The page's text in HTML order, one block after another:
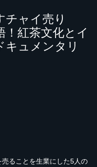
チャイ売り
！紅茶文化とイ
キュメンタリ
ることを生業にした5人の